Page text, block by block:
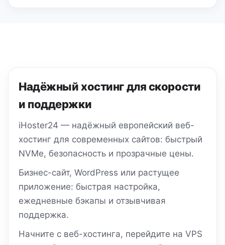
Надёжный хостинг для скорости
и поддержки
iHoster24 — надёжный европейский веб-
хостинг для современных сайтов: быстрый
NVMe, безопасность и прозрачные цены.
Бизнес-сайт, WordPress или растущее
приложение: быстрая настройка,
ежедневные бэкапы и отзывчивая
поддержка.
Начните с веб-хостинга, перейдите на VPS